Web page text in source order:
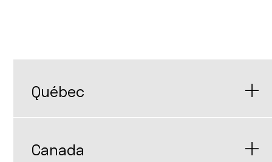
Québec
Canada